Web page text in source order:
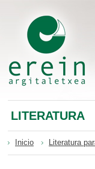
LITERATURA
Inicio Literatura